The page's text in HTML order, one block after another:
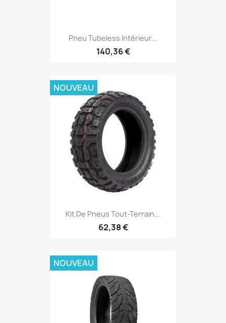
Pneu Tubeless Intérieur...
140,36 €
Kit De Pneus Tout-Terrain...
62,38 €
NOUVEAU
NOUVEAU